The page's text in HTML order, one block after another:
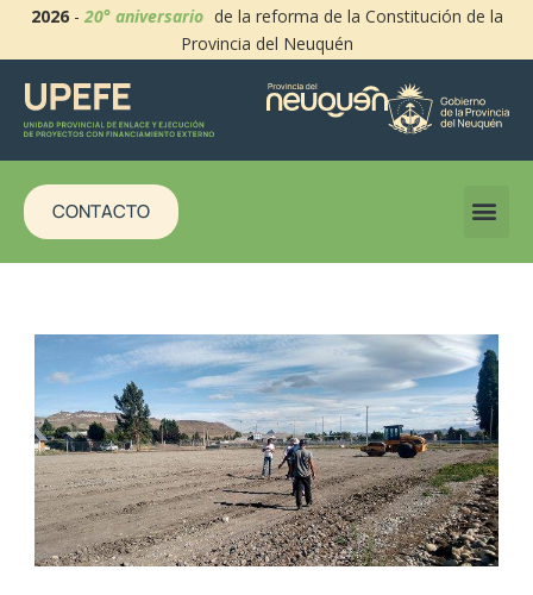
2026-20° aniversario de la reforma de la Constitución de la
Provincia del Neuquén
CONTACTO